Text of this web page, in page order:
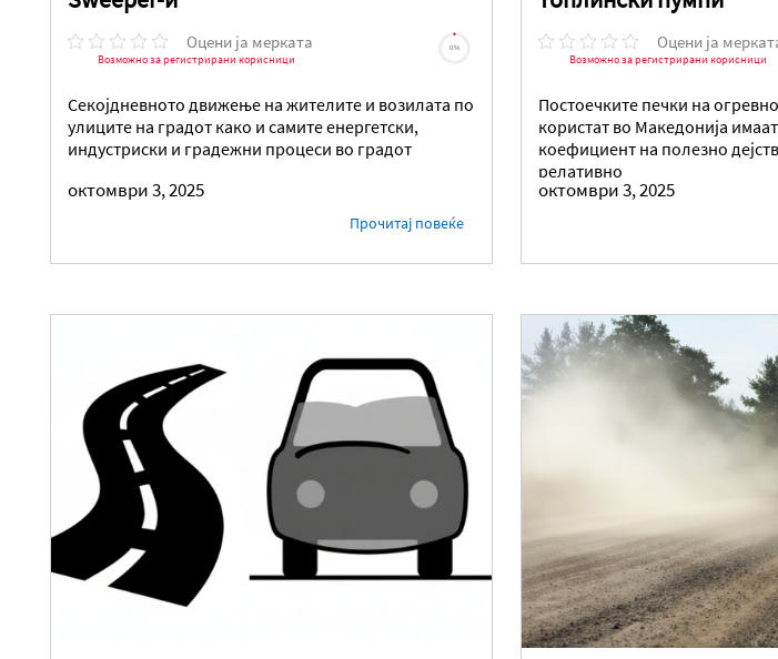
Оцени ја мерката
Возможно за регистрирани корисници
0%
Секојдневното движење на жителите и возилата по
улиците на градот како и самите енергетски,
индустриски и градежни процеси во градот
октомври 3, 2025
Прочитај повеќе
Оцени ја
Возможно за регистрирани корисници
Постоечките печки на
користат во Македонија
коефициент на полезно
релативно
октомври 3, 2025